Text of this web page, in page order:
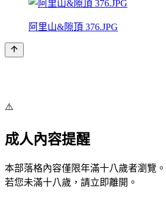
阿里山&隙頂 376.JPG
⚠️
成人內容提醒
本部落格內容僅限年滿十八歲者瀏覽。
若您未滿十八歲，請立即離開。